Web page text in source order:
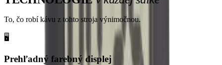
To, čo robí kávu z tohto stroja výnimočnou.
🖥️
Prehľadný farebný displej